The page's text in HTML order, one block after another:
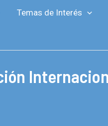
Temas de Interés